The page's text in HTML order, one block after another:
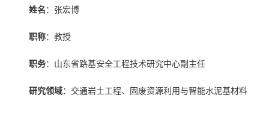
姓名 ：张宏博
职称：教授
职务：山东省路基安全工程技术研究中心副主任
研究领域：交通岩土工程、固废资源利用与智能水泥基材料